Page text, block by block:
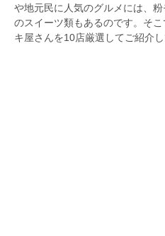
や地元民に人気のグルメには、
のスイーツ類もあるのです。そ
キ屋さんを10店厳選してご紹介し